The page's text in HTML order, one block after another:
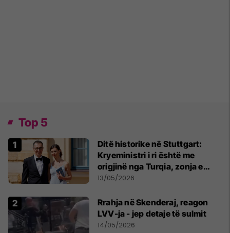
Top 5
Ditë historike në Stuttgart:
Kryeministri i ri është me
origjinë nga Turqia, zonja e
parë një shqiptare nga
13/05/2026
Rrahja në Skenderaj, reagon
LVV-ja - jep detaje të sulmit
14/05/2026